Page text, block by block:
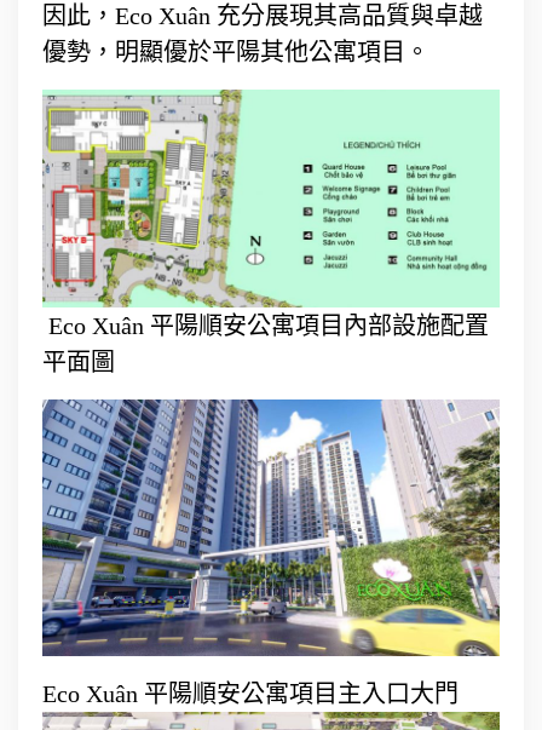
因此，Eco Xuân 充分展現其高品質與卓越
優勢，明顯優於平陽其他公寓項目。
Eco Xuân 平陽順安公寓項目內部設施配置
平面圖
Eco Xuân 平陽順安公寓項目主入口大門